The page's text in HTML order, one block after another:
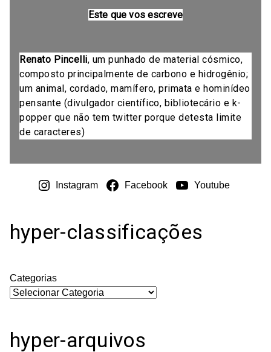
Este que vos escreve
Renato Pincelli, um punhado de material cósmico,
composto principalmente de carbono e hidrogênio;
um animal, cordado, mamífero, primata e hominídeo
pensante (divulgador científico, bibliotecário e k-
popper que não tem twitter porque detesta limite
de caracteres)
Instagram Facebook Youtube
hyper-classificações
Categorias
hyper-arquivos